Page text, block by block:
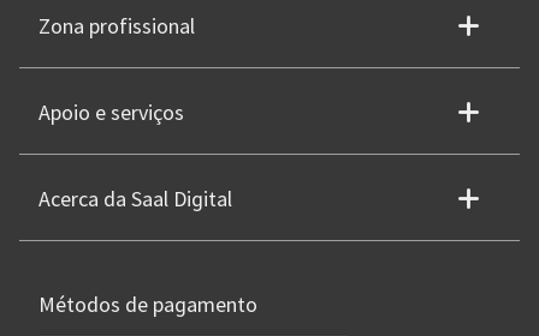
Zona profissional
Apoio e serviços
Acerca da Saal Digital
Métodos de pagamento